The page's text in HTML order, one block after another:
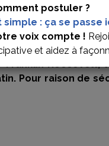
postuler ?
simple : ça se passe
voix compte !
et aidez à
DU
Pour raison de